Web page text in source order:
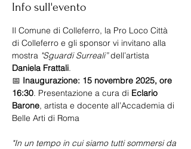
Info sull'evento
Il Comune di Colleferro, la Pro Loco Città
di Colleferro e gli sponsor vi invitano alla
mostra "Sguardi Surreali” dell’artista
Daniela Frattali.
📅 Inaugurazione: 15 novembre 2025, ore
16:30. Presentazione a cura di Eclario
Barone, artista e docente all’Accademia di
Belle Arti di Roma
"In un tempo in cui siamo tutti sommersi da